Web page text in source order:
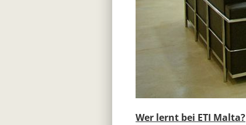
Wer lernt bei ETI Malta?